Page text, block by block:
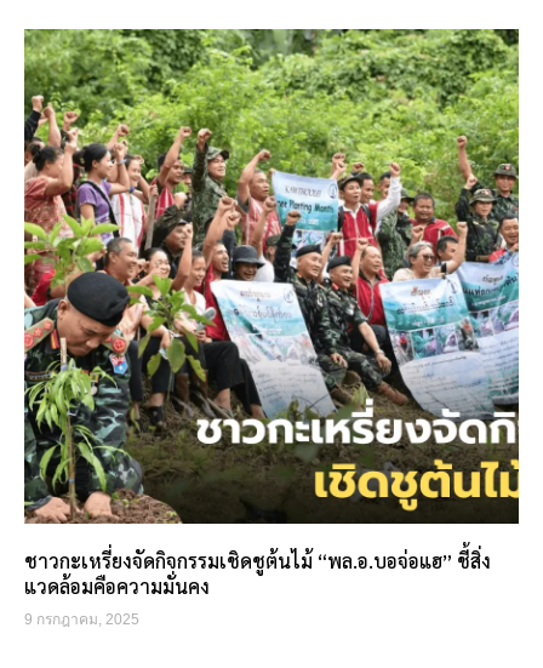
ชาวกะเหรี่ยงจัดกิจกรรมเชิดชูต้นไม้ “พล.อ.บอจ่อแฮ” ชี้สิ่ง
แวดล้อมคือความมั่นคง
9 กรกฎาคม, 2025